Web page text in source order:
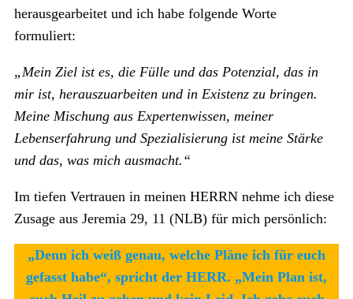
herausgearbeitet und ich habe folgende Worte
formuliert:
„Mein Ziel ist es, die Fülle und das Potenzial, das in
mir ist, herauszuarbeiten und in Existenz zu bringen.
Meine Mischung aus Expertenwissen, meiner
Lebenserfahrung und Spezialisierung ist meine Stärke
und das, was mich ausmacht.“
Im tiefen Vertrauen in meinen HERRN nehme ich diese
Zusage aus Jeremia 29, 11 (NLB) für mich persönlich:
„Denn ich weiß genau, welche Pläne ich für euch
gefasst habe“, spricht der HERR. „Mein Plan ist,